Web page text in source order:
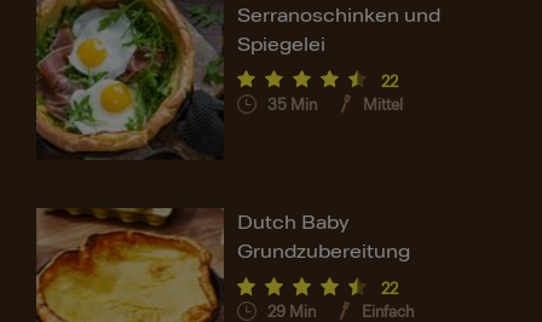
Serranoschinken und
Spiegelei
22
35 Min Mittel
Dutch Baby
Grundzubereitung
22
29 Min Einfach